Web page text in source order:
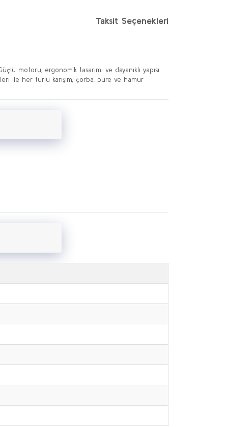
Taksit Seçenekleri
motoru, ergonomik tasarımı ve dayanıklı yapısı
ile her türlü karışım, çorba, püre ve hamur